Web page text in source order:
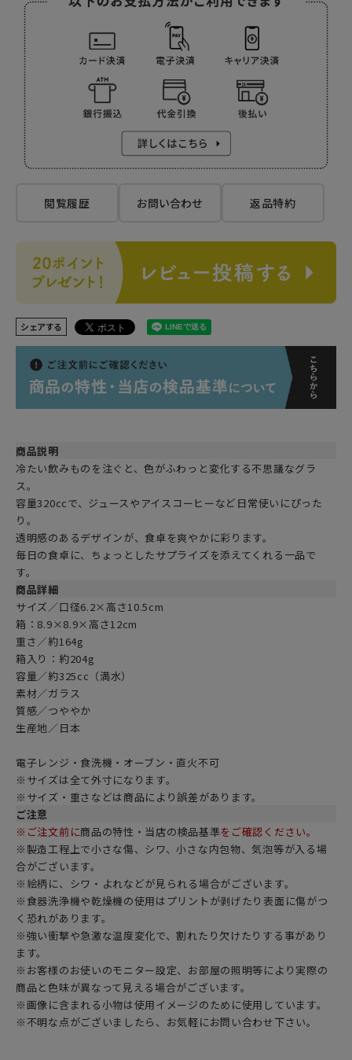
閲覧履歴 お問い合わせ 返品特約
シェアする
商品説明
冷たい飲みものを注ぐと、色がふわっと変化する不思議なグラ
ス。
容量320ccで、ジュースやアイスコーヒーなど日常使いにぴった
り。
透明感のあるデザインが、食卓を爽やかに彩ります。
毎日の食卓に、ちょっとしたサプライズを添えてくれる一品で
す。
商品詳細
サイズ／口径6.2×高さ10.5cm
箱：8.9×8.9×高さ12cm
重さ／約164g
箱入り：約204g
容量／約325cc（満水）
素材／ガラス
質感／つややか
生産地／日本
電子レンジ・食洗機・オーブン・直火不可
※サイズは全て外寸になります。
※サイズ・重さなどは商品により誤差があります。
ご注意
※ご注文前に商品の特性・当店の検品基準をご確認ください。
※製造工程上で小さな傷、シワ、小さな内包物、気泡等が入る場
合がございます。
※絵柄に、シワ・よれなどが見られる場合がございます。
※食器洗浄機や乾燥機の使用はプリントが剥げたり表面に傷がつ
く恐れがあります。
※強い衝撃や急激な温度変化で、割れたり欠けたりする事があり
ます。
※お客様のお使いのモニター設定、お部屋の照明等により実際の
商品と色味が異なって見える場合がございます。
※画像に含まれる小物は使用イメージのために使用しています。
※不明な点がございましたら、お気軽にお問い合わせ下さい。